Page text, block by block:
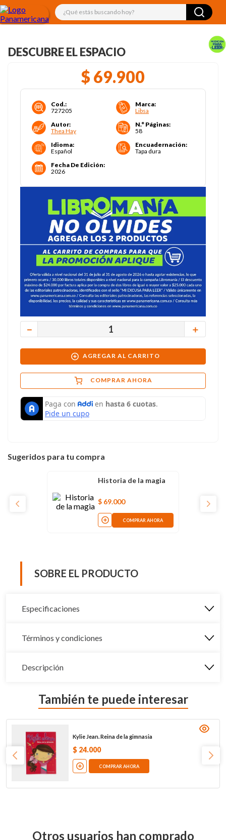
¿Qué estás buscando hoy?
DESCUBRE EL ESPACIO
$ 69.900
Cod.:
727205
Marca:
Libsa
Autor:
Thea Hay
N.° Páginas:
58
Idioma:
Español
Encuadernación:
Tapa dura
Fecha De Edición:
2026
＋
－
AGREGAR AL CARRITO
COMPRAR AHORA
Sugeridos para tu compra
Historia de la magia
$ 69.000
COMPRAR AHORA
SOBRE EL PRODUCTO
Especificaciones
Términos y condiciones
Descripción
También te puede interesar
Kylie Jean. Reina de la gimnasia
$ 24.000
COMPRAR AHORA
Otros usuarios han comprado